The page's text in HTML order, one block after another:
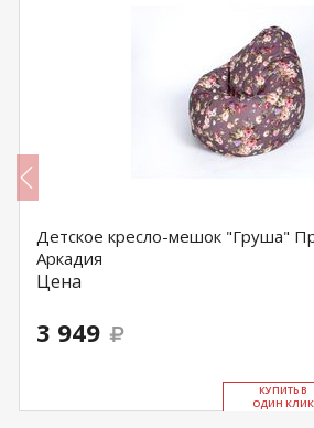
Детское кресло-мешок "Груша"
Аркадия
Цена
3 949
КУ­ПИТЬ В
ОДИН КЛИК